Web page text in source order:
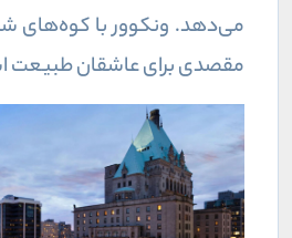
می‌دهد. ونکوور با کوه‌های
مقصدی برای عاشقان طبیعت